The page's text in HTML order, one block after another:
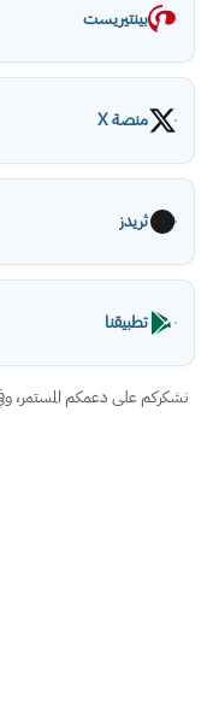
بينتيريست
منصة X
ثريدز
تطبيقنا
نشكركم على دعمكم المستمر،